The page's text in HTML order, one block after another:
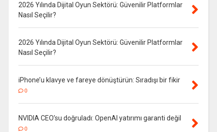
2026 Yılında Dijital Oyun Sektörü: Güvenilir Platformlar
Nasıl Seçilir?
2026 Yılında Dijital Oyun Sektörü: Güvenilir Platformlar
Nasıl Seçilir?
iPhone’u klavye ve fareye dönüştürün: Sıradışı bir fikir
0
NVIDIA CEO’su doğruladı: OpenAI yatırımı garanti değil
0